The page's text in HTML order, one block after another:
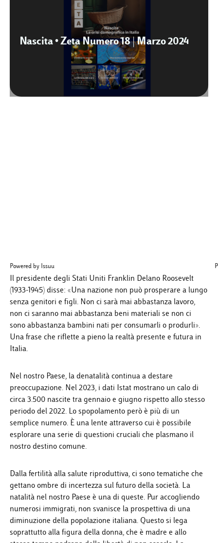
Nascita • Zeta Numero 18 | Marzo 2024
Powered by Issuu
Il presidente degli Stati Uniti Franklin Delano Roosevelt
(1933-1945) disse: «Una nazione non può prosperare a lungo
senza genitori e figli. Non ci sarà mai abbastanza lavoro,
non ci saranno mai abbastanza beni materiali se non ci
sono abbastanza bambini nati per consumarli o produrli».
Una frase che riflette a pieno la realtà presente e futura in
Italia.
Nel nostro Paese, la denatalità continua a destare
preoccupazione. Nel 2023, i dati Istat mostrano un calo di
circa 3.500 nascite tra gennaio e giugno rispetto allo stesso
periodo del 2022. Lo spopolamento però è più di un
semplice numero. È una lente attraverso cui è possibile
esplorare una serie di questioni cruciali che plasmano il
nostro destino comune.
Dalla fertilità alla salute riproduttiva, ci sono tematiche che
gettano ombre di incertezza sul futuro della società. La
natalità nel nostro Paese è una di queste. Pur accogliendo
numerosi immigrati, non svanisce la prospettiva di una
diminuzione della popolazione italiana. Questo si lega
soprattutto alla figura della donna, che è madre e allo